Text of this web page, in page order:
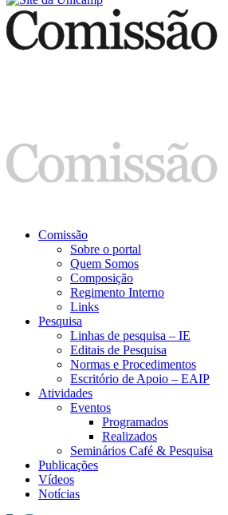
Comissão
Sobre o portal
Quem Somos
Composição
Regimento Interno
Links
Pesquisa
Linhas de pesquisa – IE
Editais de Pesquisa
Normas e Procedimentos
Escritório de Apoio – EAIP
Atividades
Eventos
Programados
Realizados
Seminários Café & Pesquisa
Publicações
Vídeos
Notícias